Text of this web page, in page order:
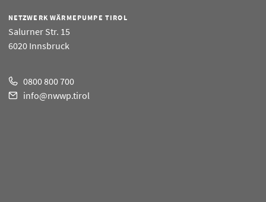
NETZWERK WÄRMEPUMPE TIROL
Salurner Str. 15
6020 Innsbruck
0800 800 700
info@nwwp.tirol